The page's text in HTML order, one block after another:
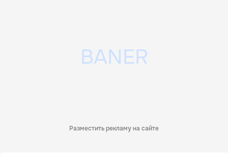
Разместить рекламу на сайте